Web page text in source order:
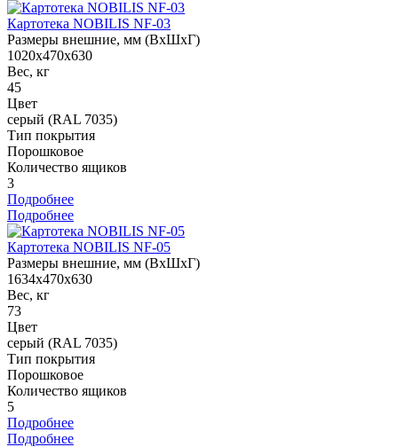
Картотека NOBILIS NF-03
Размеры внешние, мм (ВхШхГ)
1020x470x630
Вес, кг
45
Цвет
серый (RAL 7035)
Тип покрытия
Порошковое
Количество ящиков
3
Подробнее
Подробнее
Картотека NOBILIS NF-05
Размеры внешние, мм (ВхШхГ)
1634x470x630
Вес, кг
73
Цвет
серый (RAL 7035)
Тип покрытия
Порошковое
Количество ящиков
5
Подробнее
Подробнее